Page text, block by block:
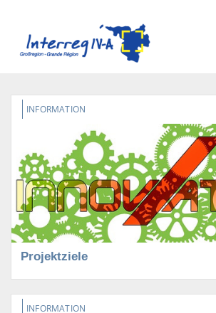
INFORMATION
Projektziele
INFORMATION